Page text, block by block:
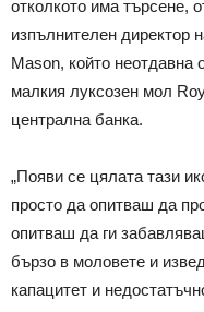
отколкото има търсене,
изпълнителен директор
Mason, който неотдавна
малкия луксозен мол
централна банка.
„Появи се цялата тази
просто да опитваш да
опитваш да ги
бързо в моловете и
капацитет и